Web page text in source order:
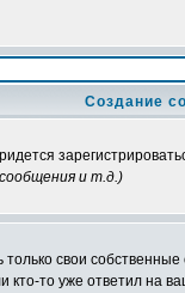
Создание
и т.д.)
свои
то уже ответил на